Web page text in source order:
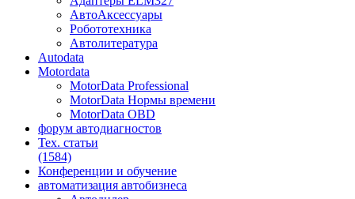
АвтоАксессуары
Робототехника
Автолитература
Autodata
Motordata
MotorData Professional
MotorData Нормы времени
MotorData OBD
форум автодиагностов
Тех. статьи
(1584)
Конференции и обучение
автоматизация автобизнеса